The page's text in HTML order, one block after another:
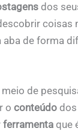
dos
coisas
aba de forma
de
o conteúdo
ferramenta que